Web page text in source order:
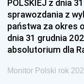
1936
POLSKIEJ z dnia
sprawozdania z
państwa za okres
dnia 31 grudnia
absolutorium dla
Monitor Polski rok